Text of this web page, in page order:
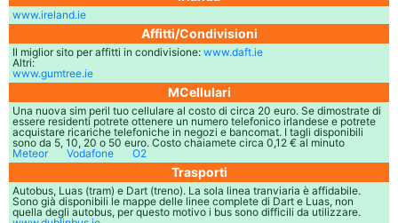
www.ireland.ie
Affitti/Condivisioni
Il miglior sito per affitti in condivisione: www.daft.ie
Altri:
www.gumtree.ie
MCellulari
Una nuova sim peril tuo cellulare al costo di circa 20 euro. Se dimostrate di
essere residenti potrete ottenere un numero telefonico irlandese e potrete
acquistare ricariche telefoniche in negozi e bancomat. I tagli disponibili
sono da 5, 10, 20 o 50 euro. Costo chaiamete circa 0,12 € al minuto
Meteor
Vodafone O2
Trasporti
Autobus, Luas (tram) e Dart (treno). La sola linea tranviaria è affidabile.
Sono già disponibili le mappe delle linee complete di Dart e Luas, non
quella degli autobus, per questo motivo i bus sono difficili da utilizzare.